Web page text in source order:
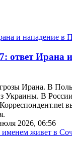
ответ Ирана
Ирана. В
Украины. В
2026, 06:56